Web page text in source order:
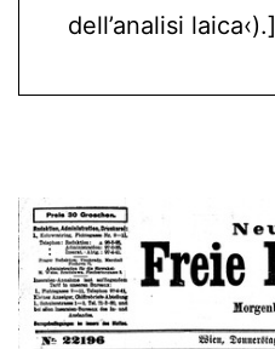
dell’analisi laica‹).]